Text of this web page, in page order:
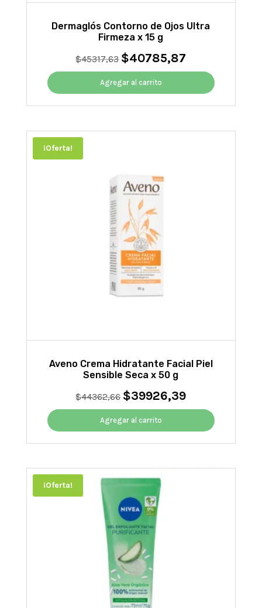
Dermaglós Contorno de Ojos Ultra
Firmeza x 15 g
$45317,63 El
precio
original
era:
$45317,63.
$40785,87
precio
es:
$40785,87.
Agregar al carrito
¡Oferta!
Aveno Crema Hidratante Facial Piel
Sensible Seca x 50 g
$44362,66 El
precio
original
era:
$44362,66.
$39926,39El
precio
es:
$39926,39.
Agregar al carrito
¡Oferta!